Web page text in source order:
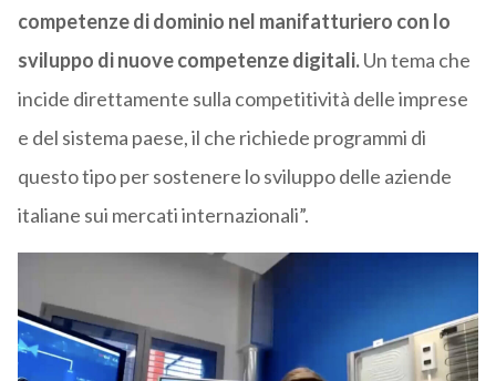
competenze di dominio nel manifatturiero con lo
sviluppo di nuove competenze digitali.Un tema che
incide direttamente sulla competitività delle imprese
e del sistema paese, il che richiede programmi di
questo tipo per sostenere lo sviluppo delle aziende
italiane sui mercati internazionali”.